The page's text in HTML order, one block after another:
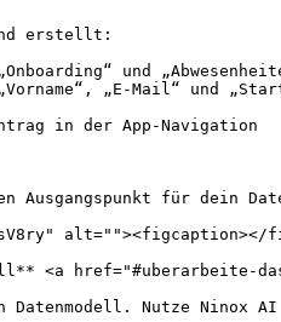
erstellt:
und
„E-Mail“ und
in der App-Navigation
für dein
<a href="#uberarbeite-
Nutze Ninox AI